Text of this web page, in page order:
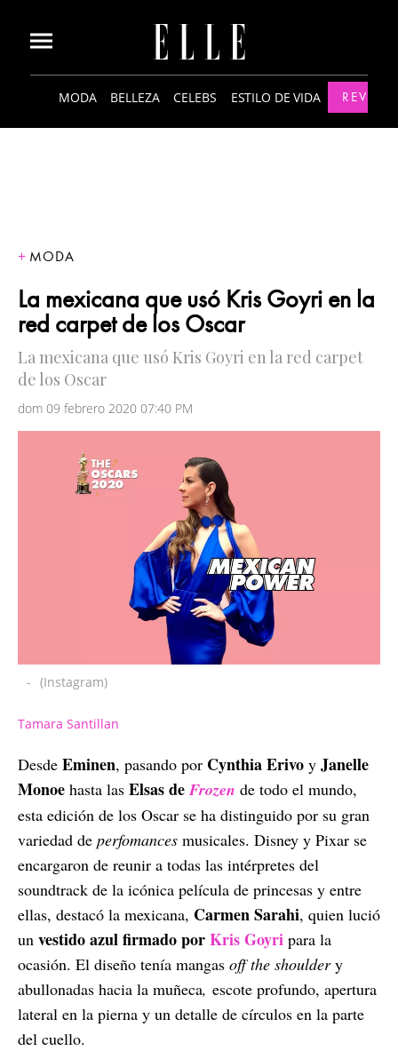
MODA BELLEZA CELEBS ESTILO DE VIDA
MODA
La mexicana que usó Kris Goyri en la
red carpet de los Oscar
La mexicana que usó Kris Goyri en la red carpet
de los Oscar
dom 09 febrero 2020 07:40 PM
- (Instagram)
Tamara Santillan
Desde Eminen, pasando por Cynthia Erivo y Janelle
Monoe hasta las Elsas de Frozen de todo el mundo,
esta edición de los Oscar se ha distinguido por su gran
variedad de perfomances musicales. Disney y Pixar se
encargaron de reunir a todas las intérpretes del
soundtrack de la icónica película de princesas y entre
ellas, destacó la mexicana, Carmen Sarahi, quien lució
un vestido azul firmado porKris Goyri para la
ocasión. El diseño tenía mangas off the shouldery
abullonadas hacia la muñeca, escote profundo, apertura
lateral en la pierna y un detalle de círculos en la parte
del cuello.